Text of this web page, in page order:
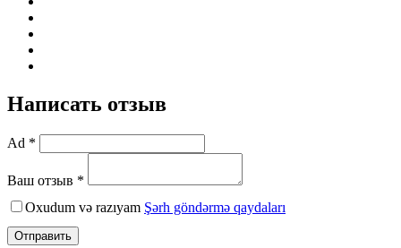
Написать отзыв
Ad *
Ваш отзыв *
Oxudum və razıyam Şərh göndərmə qaydaları
Отправить